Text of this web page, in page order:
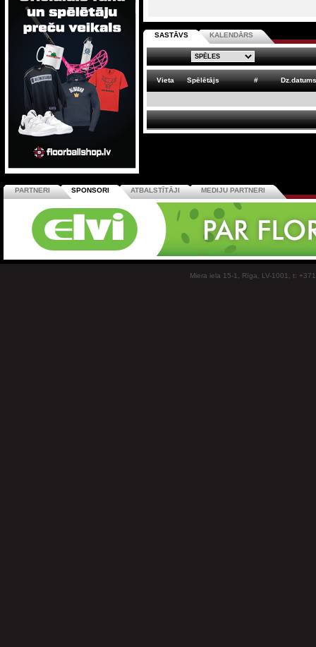
SASTĀVS KALENDĀRS
Vieta Spēlētājs # Dz.datums
PARTNERI SPONSORI ATBALSTĪTĀJI MEDIJU PARTNERI
Miera iela 15-1, Rīga, LV-1001, t: